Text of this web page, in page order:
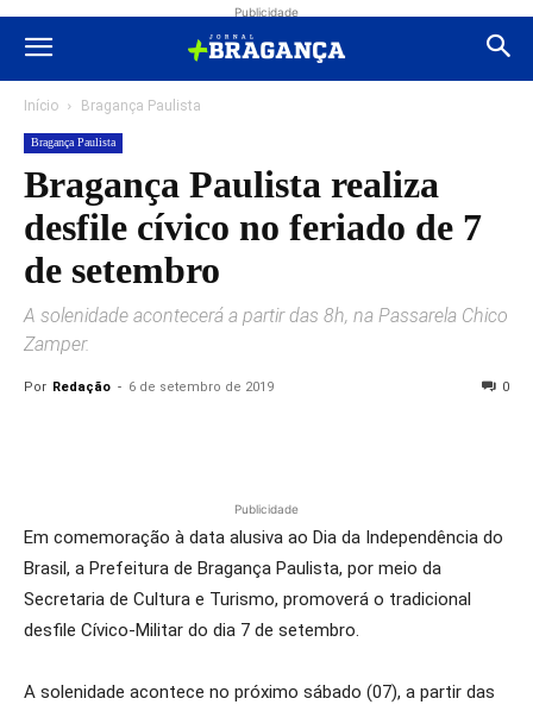
Publicidade
Início Bragança Paulista
Bragança Paulista
Bragança Paulista realiza
desfile cívico no feriado de 7
de setembro
A solenidade acontecerá a partir das 8h, na Passarela Chico
Zamper.
Por Redação - 6 de setembro de 2019 0
Publicidade
Em comemoração à data alusiva ao Dia da Independência do
Brasil, a Prefeitura de Bragança Paulista, por meio da
Secretaria de Cultura e Turismo, promoverá o tradicional
desfile Cívico-Militar do dia 7 de setembro.
A solenidade acontece no próximo sábado (07), a partir das